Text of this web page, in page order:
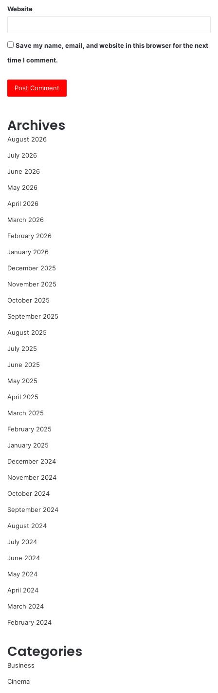
Website
Save my name, email, and website in this browser for the next
time I comment.
Archives
August 2026
July 2026
June 2026
May 2026
April 2026
March 2026
February 2026
January 2026
December 2025
November 2025
October 2025
September 2025
August 2025
July 2025
June 2025
May 2025
April 2025
March 2025
February 2025
January 2025
December 2024
November 2024
October 2024
September 2024
August 2024
July 2024
June 2024
May 2024
April 2024
March 2024
February 2024
Categories
Business
Cinema